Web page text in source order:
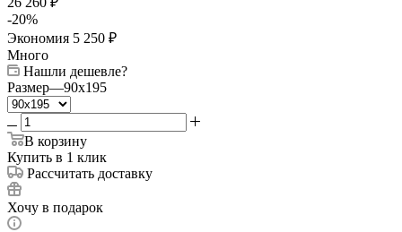
-20%
Экономия 5 250 ₽
Много
Нашли дешевле?
Размер—90x195
В корзину
Купить в 1 клик
Рассчитать доставку
Хочу в подарок